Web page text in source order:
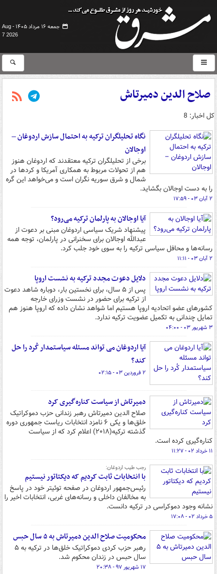
جمعه ۱۶ مرداد ۱۴۰۵ -
Aug
7 2026
صلاح الدین دمیرتاش
کل اخبار: 8
نگاه تحلیلگران ترکیه به احتمال سازش اردوغان –
اوجالان
برخی از تحلیلگران ترکیه معتقدند که اردوغان هنوز
هم از تحولات مربوط به همکاری آمریکا و کردها در
شمال و شرق سوریه نگران است و می‌خواهد این گره
را به دست اوجالان بگشاید.
۲ آبان ۰۳ - ۱۷:۵۹
آیا اوجالان به پارلمان ترکیه می‌رود؟
پیشنهاد شریک سیاسی اردوغان مبنی بر دعوت از
عبدالله اوجالان برای سخنرانی در پارلمان، توجه همه
رسانه‌ها و محافل سیاسی ترکیه را به سوی خود جلب کرد.
۲ آبان ۰۳ - ۱۱:۱۱
دلایل دعوت مجدد ترکیه به نشست اروپا
پس از ۵ سال، برای نخستین بار، دوباره شاهد دعوت
از ترکیه برای حضور در نشست وزرای خارجه
کشورهای عضو اتحادیه اروپا هستیم اما شواهد نشان داده که اروپا هنوز هم
تمایل چندانی به تکمیل عضویت ترکیه ندارد.
۳ شهریور ۰۳ - ۰۴:۰۰
آیا اردوغان می تواند مسئله سیاستمدار کُرد را حل
کند؟
۲ فروردین ۰۳ - ۰۲:۱۵
دمیرتاش از سیاست کناره‌گیری کرد
صلاح الدین دمیرتاش رهبر زندانی حزب دموکراتیک
خلق‌ها و یکی ۶ نامزد انتخابات ریاست جمهوری دوره
گذشته ترکیه(۲۰۱۸) اعلام کرد که از سیاست
کناره‌گیری کرده است.
۱۱ خرداد ۰۲ - ۱۱:۲۷
رجب طیب اردوغان:
با انتخابات ثابت کردیم که دیکتاتور نیستیم
رئیس‌جمهور اردوغان در صفحه توئیتر خود در پاسخ
به مخالفان داخلی و رسانه‌های غربی، انتخابات اخیر را
نشانه وجود دموکراسی در ترکیه دانست.
۵ خرداد ۰۲ - ۱۷:۰۸
محکومیت صلاح الدین دمیرتاش به ۵ سال حبس
رهبر حزب کردی دموکراتیک خلق‌ها در ترکیه به ۵
سال حبس در زندان محکوم شد.
۱۷ شهریور ۹۷ - ۲۰:۳۸